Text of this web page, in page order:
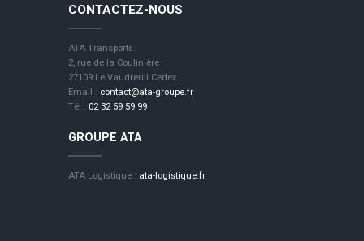
CONTACTEZ-NOUS
ATA Transports
2, rue de la Coulinière
27109 Le Vaudreuil Cedex
Email : contact@ata-groupe.fr
Tél : 02 32 59 59 99
GROUPE ATA
ATA Logistique : ata-logistique.fr